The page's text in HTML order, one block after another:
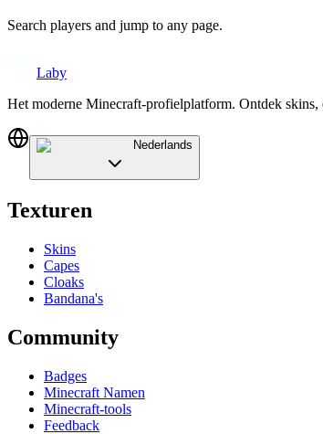
Search players and jump to any page.
Laby
Het moderne Minecraft-profielplatform. Ontdek skins,
Nederlands
Texturen
Skins
Capes
Cloaks
Bandana's
Community
Badges
Minecraft Namen
Minecraft-tools
Feedback